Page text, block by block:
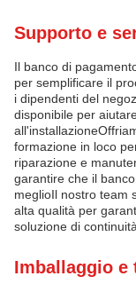
Supporto e
Il banco di
per semplificare il
i dipendenti del
disponibile per
formazione in loco
riparazione e
garantire che il
meglioIl nostro team
alta qualità per
soluzione di
Imballaggio e